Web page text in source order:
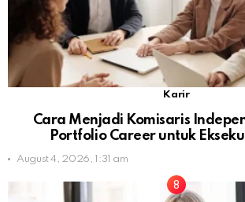
Karir
Cara Menjadi Komisaris
Portfolio Career untuk
August 4, 2026, 1:31 am